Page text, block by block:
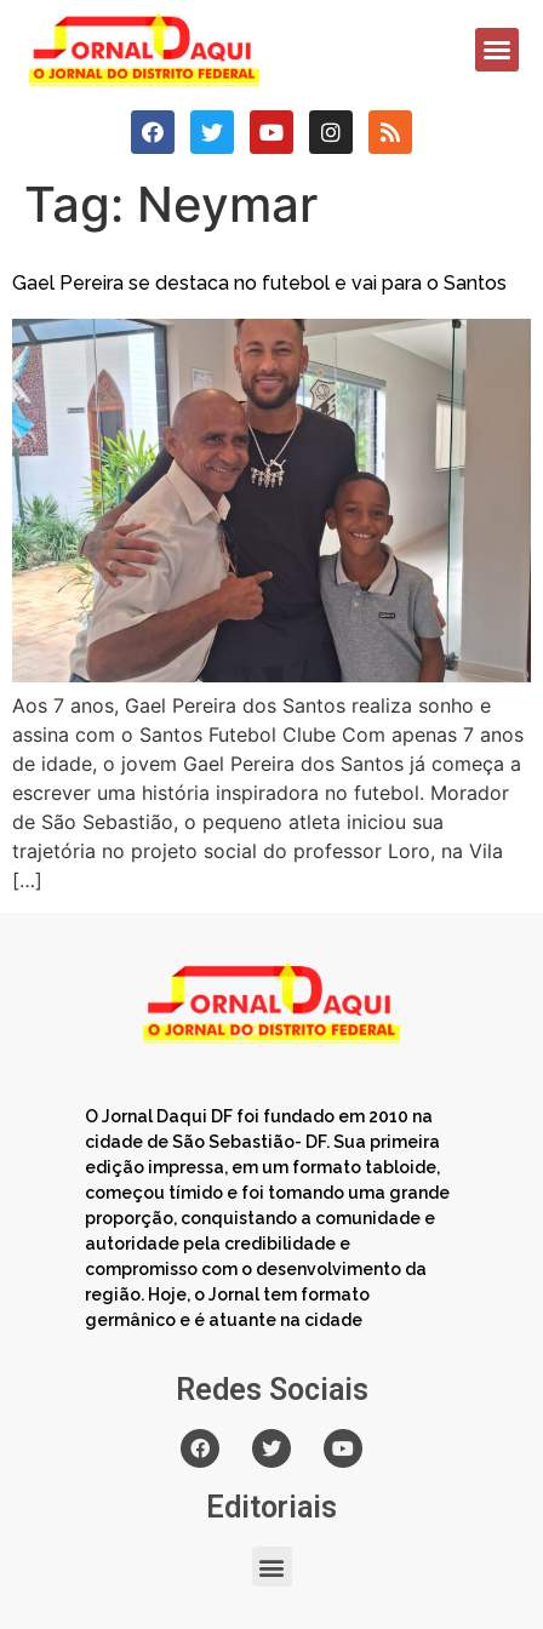
Tag: Neymar
Gael Pereira se destaca no futebol e vai para o Santos
Aos 7 anos, Gael Pereira dos Santos realiza sonho e
assina com o Santos Futebol Clube Com apenas 7 anos
de idade, o jovem Gael Pereira dos Santos já começa a
escrever uma história inspiradora no futebol. Morador
de São Sebastião, o pequeno atleta iniciou sua
trajetória no projeto social do professor Loro, na Vila
[…]
O Jornal Daqui DF foi fundado em 2010 na
cidade de São Sebastião- DF. Sua primeira
edição impressa, em um formato tabloide,
começou tímido e foi tomando uma grande
proporção, conquistando a comunidade e
autoridade pela credibilidade e
compromisso com o desenvolvimento da
região. Hoje, o Jornal tem formato
germânico e é atuante na cidade
Redes Sociais
Editoriais